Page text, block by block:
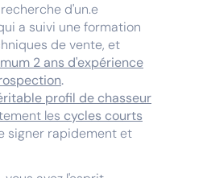
d'un.e
a suivi une formation
de vente, et
2 ans d'expérience
.
profil de chasseur
les cycles courts
signer rapidement et